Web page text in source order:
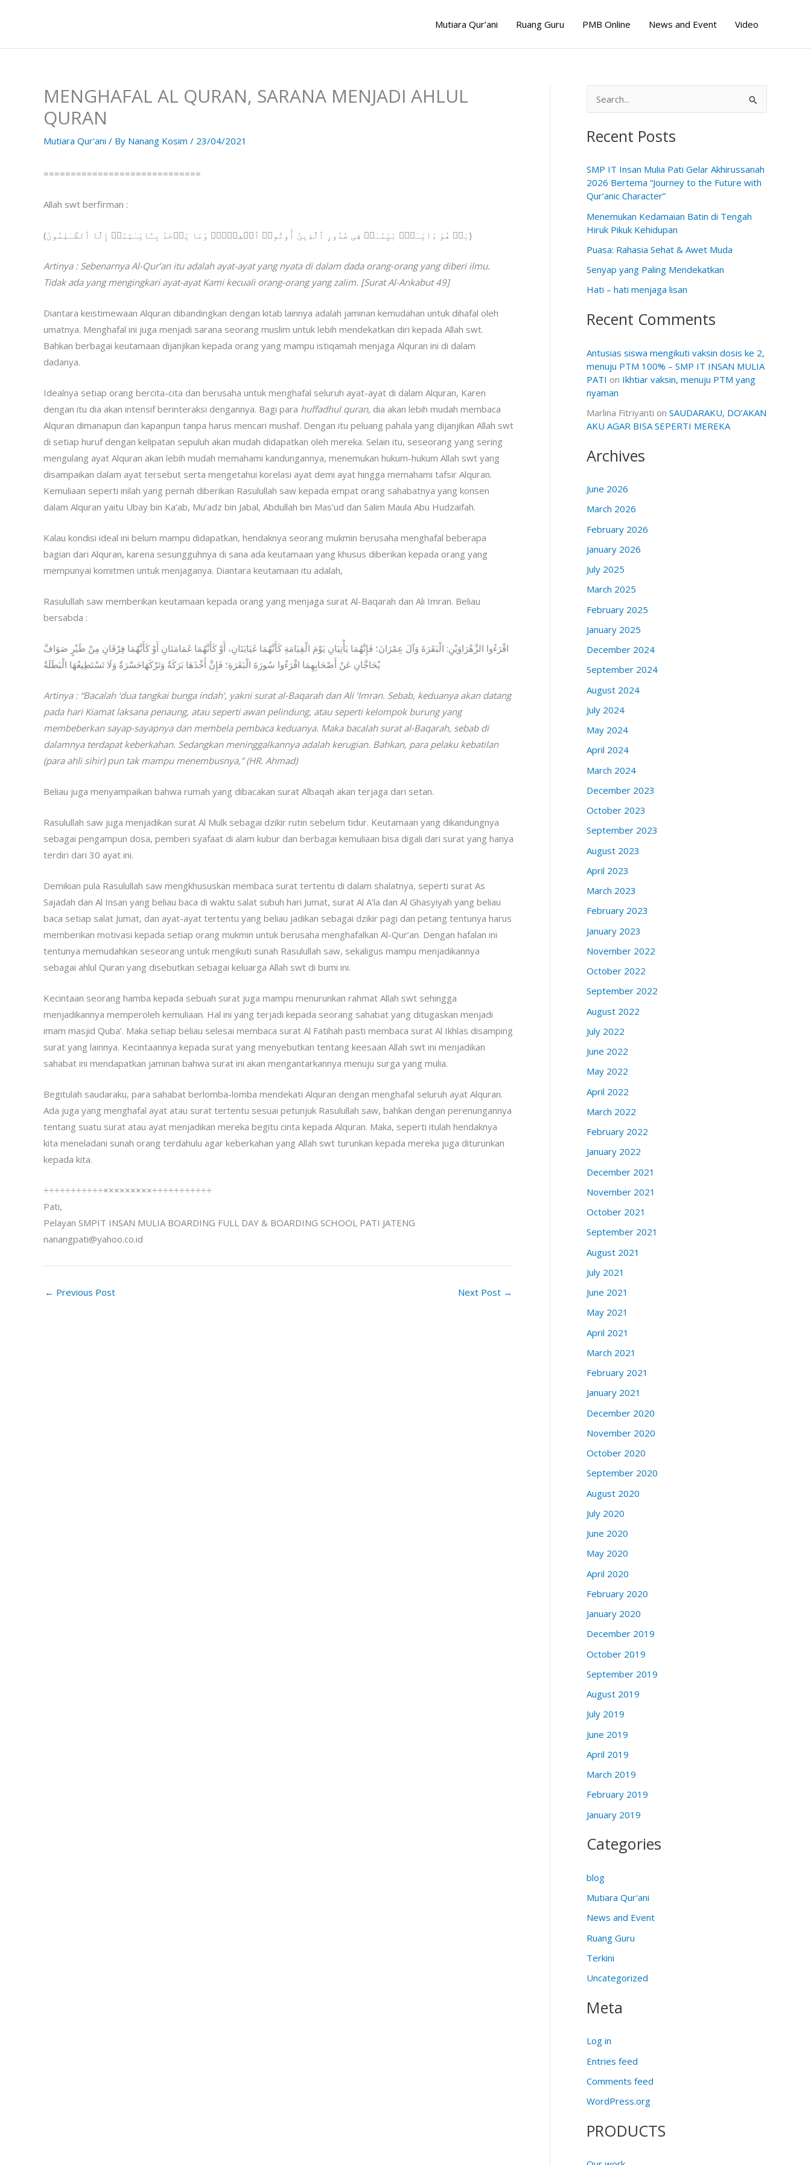
Mutiara Qur’ani Ruang Guru PMB Online News and Event Video
MENGHAFAL AL QURAN, SARANA MENJADI AHLUL
QURAN
Mutiara Qur'ani / By Nanang Kosim / 23/04/2021
=============================
Allah swt berfirman :
(بَلۡ هُوَ ءَایَـٰتُۢ بَیِّنَـٰتࣱ فِی صُدُورِ ٱلَّذِینَ أُوتُوا۟ ٱلۡعِلۡمَۚ وَمَا یَجۡحَدُ بِـَٔایَـٰتِنَاۤ إِلَّا ٱلظَّـٰلِمُونَ)
Artinya : Sebenarnya Al-Qur’an itu adalah ayat-ayat yang nyata di dalam dada orang-orang yang diberi ilmu.
Tidak ada yang mengingkari ayat-ayat Kami kecuali orang-orang yang zalim. [Surat Al-Ankabut 49]
Diantara keistimewaan Alquran dibandingkan dengan kitab lainnya adalah jaminan kemudahan untuk dihafal oleh
umatnya. Menghafal ini juga menjadi sarana seorang muslim untuk lebih mendekatkan diri kepada Allah swt.
Bahkan berbagai keutamaan dijanjikan kepada orang yang mampu istiqamah menjaga Alquran ini di dalam
dadanya.
Idealnya setiap orang bercita-cita dan berusaha untuk menghafal seluruh ayat-ayat di dalam Alquran, Karen
dengan itu dia akan intensif berinteraksi dengannya. Bagi para huffadhul quran, dia akan lebih mudah membaca
Alquran dimanapun dan kapanpun tanpa harus mencari mushaf. Dengan itu peluang pahala yang dijanjikan Allah swt
di setiap huruf dengan kelipatan sepuluh akan mudah didapatkan oleh mereka. Selain itu, seseorang yang sering
mengulang ayat Alquran akan lebih mudah memahami kandungannya, menemukan hukum-hukum Allah swt yang
disampaikan dalam ayat tersebut serta mengetahui korelasi ayat demi ayat hingga memahami tafsir Alquran.
Kemuliaan seperti inilah yang pernah diberikan Rasulullah saw kepada empat orang sahabatnya yang konsen
dalam Alquran yaitu Ubay bin Ka’ab, Mu’adz bin Jabal, Abdullah bin Mas’ud dan Salim Maula Abu Hudzaifah.
Kalau kondisi ideal ini belum mampu didapatkan, hendaknya seorang mukmin berusaha menghafal beberapa
bagian dari Alquran, karena sesungguhnya di sana ada keutamaan yang khusus diberikan kepada orang yang
mempunyai komitmen untuk menjaganya. Diantara keutamaan itu adalah,
Rasulullah saw memberikan keutamaan kepada orang yang menjaga surat Al-Baqarah dan Ali Imran. Beliau
bersabda :
اقْرَءُوا الزَّهْرَاوَيْنِ: الْبَقَرَةَ وَآلَ عِمْرَانَ؛ فَإِنَّهُمَا يَأْتِيَانِ يَوْمَ الْقِيَامَةِ كَأَنَّهُمَا غَيَايَتَانِ، أَوْ كَأَنَّهُمَا غَمَامَتَانِ أَوْ كَأَنَّهُمَا فِرْقَانِ مِنْ طَيْرٍ صَوَافَّ
يُحَاجَّانِ عَنْ أَصْحَابِهِمَا اقْرَءُوا سُورَةَ الْبَقَرَةِ؛ فَإِنَّ أَخْذَهَا بَرَكَةٌ وَتَرْكَهَاحَسْرَةٌ وَلَا تَسْتَطِيعُهَا الْبَطَلَةُ
Artinya : “Bacalah ‘dua tangkai bunga indah’, yakni surat al-Baqarah dan Ali ‘Imran. Sebab, keduanya akan datang
pada hari Kiamat laksana penaung, atau seperti awan pelindung, atau seperti kelompok burung yang
membeberkan sayap-sayapnya dan membela pembaca keduanya. Maka bacalah surat al-Baqarah, sebab di
dalamnya terdapat keberkahan. Sedangkan meninggalkannya adalah kerugian. Bahkan, para pelaku kebatilan
(para ahli sihir) pun tak mampu menembusnya,” (HR. Ahmad)
Beliau juga menyampaikan bahwa rumah yang dibacakan surat Albaqah akan terjaga dari setan.
Rasulullah saw juga menjadikan surat Al Mulk sebagai dzikir rutin sebelum tidur. Keutamaan yang dikandungnya
sebagai pengampun dosa, pemberi syafaat di alam kubur dan berbagai kemuliaan bisa digali dari surat yang hanya
terdiri dari 30 ayat ini.
Demikian pula Rasulullah saw mengkhususkan membaca surat tertentu di dalam shalatnya, seperti surat As
Sajadah dan Al Insan yang beliau baca di waktu salat subuh hari Jumat, surat Al A’la dan Al Ghasyiyah yang beliau
baca setiap salat Jumat, dan ayat-ayat tertentu yang beliau jadikan sebagai dzikir pagi dan petang tentunya harus
memberikan motivasi kepada setiap orang mukmin untuk berusaha menghafalkan Al-Qur’an. Dengan hafalan ini
tentunya memudahkan seseorang untuk mengikuti sunah Rasulullah saw, sekaligus mampu menjadikannya
sebagai ahlul Quran yang disebutkan sebagai keluarga Allah swt di bumi ini.
Kecintaan seorang hamba kepada sebuah surat juga mampu menurunkan rahmat Allah swt sehingga
menjadikannya memperoleh kemuliaan. Hal ini yang terjadi kepada seorang sahabat yang ditugaskan menjadi
imam masjid Quba’. Maka setiap beliau selesai membaca surat Al Fatihah pasti membaca surat Al Ikhlas disamping
surat yang lainnya. Kecintaannya kepada surat yang menyebutkan tentang keesaan Allah swt ini menjadikan
sahabat ini mendapatkan jaminan bahwa surat ini akan mengantarkannya menuju surga yang mulia.
Begitulah saudaraku, para sahabat berlomba-lomba mendekati Alquran dengan menghafal seluruh ayat Alquran.
Ada juga yang menghafal ayat atau surat tertentu sesuai petunjuk Rasulullah saw, bahkan dengan perenungannya
tentang suatu surat atau ayat menjadikan mereka begitu cinta kepada Alquran. Maka, seperti itulah hendaknya
kita meneladani sunah orang terdahulu agar keberkahan yang Allah swt turunkan kepada mereka juga diturunkan
kepada kita.
÷÷÷÷÷÷÷÷÷÷÷×××××××××÷÷÷÷÷÷÷÷÷÷÷
Pati,
Pelayan SMPIT INSAN MULIA BOARDING FULL DAY & BOARDING SCHOOL PATI JATENG
nanangpati@yahoo.co.id
← Previous Post Next Post →
a
c
h
o
r
:
Recent Posts
SMP IT Insan Mulia Pati Gelar Akhirussanah
2026 Bertema “Journey to the Future with
Qur’anic Character”
Menemukan Kedamaian Batin di Tengah
Hiruk Pikuk Kehidupan
Puasa: Rahasia Sehat & Awet Muda
Senyap yang Paling Mendekatkan
Hati – hati menjaga lisan
Recent Comments
Antusias siswa mengikuti vaksin dosis ke 2,
menuju PTM 100% – SMP IT INSAN MULIA
PATI on Ikhtiar vaksin, menuju PTM yang
nyaman
Marlina Fitriyanti on SAUDARAKU, DO’AKAN
AKU AGAR BISA SEPERTI MEREKA
Archives
June 2026
March 2026
February 2026
January 2026
July 2025
March 2025
February 2025
January 2025
December 2024
September 2024
August 2024
July 2024
May 2024
April 2024
March 2024
December 2023
October 2023
September 2023
August 2023
April 2023
March 2023
February 2023
January 2023
November 2022
October 2022
September 2022
August 2022
July 2022
June 2022
May 2022
April 2022
March 2022
February 2022
January 2022
December 2021
November 2021
October 2021
September 2021
August 2021
July 2021
June 2021
May 2021
April 2021
March 2021
February 2021
January 2021
December 2020
November 2020
October 2020
September 2020
August 2020
July 2020
June 2020
May 2020
April 2020
February 2020
January 2020
December 2019
October 2019
September 2019
August 2019
July 2019
June 2019
April 2019
March 2019
February 2019
January 2019
Categories
blog
Mutiara Qur'ani
News and Event
Ruang Guru
Terkini
Uncategorized
Meta
Log in
Entries feed
Comments feed
WordPress.org
PRODUCTS